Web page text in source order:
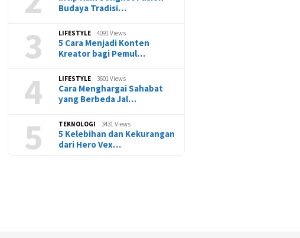
Budaya Tradisi…
3 LIFESTYLE 4091 Views
5 Cara Menjadi Konten
Kreator bagi Pemul…
4 LIFESTYLE 3601 Views
Cara Menghargai Sahabat
yang Berbeda Jal…
5 TEKNOLOGI 3431 Views
5 Kelebihan dan Kekurangan
dari Hero Vex…